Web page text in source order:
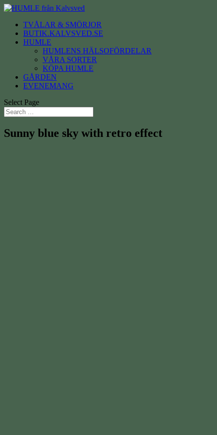
TVÅLAR & SMÖRJOR
BUTIK.KALVSVED.SE
HUMLE
HUMLENS HÄLSOFÖRDELAR
VÅRA SORTER
KÖPA HUMLE
GÅRDEN
EVENEMANG
Select Page
Sunny blue sky with retro effect